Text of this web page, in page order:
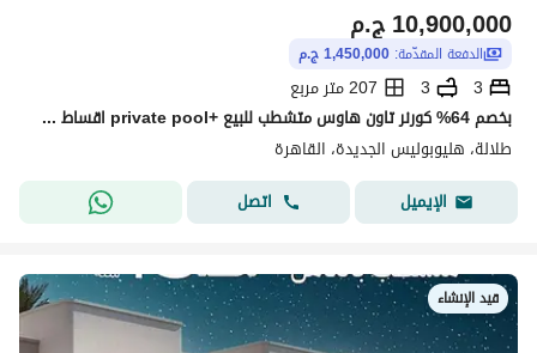
ج.م10,900,000
الدفعة المقدّمة: 1,450,000 ج.م
3
3
207 متر مربع
بخصم 64% كورنر تاون هاوس متشطب للبيع +private pool اقساط 15 سنه بجوار سوديك ايست و الشروق و دقائق من التجمع
طلالة، هليوبوليس الجديدة، القاهرة
الإيميل
اتصل
قيد الإنشاء